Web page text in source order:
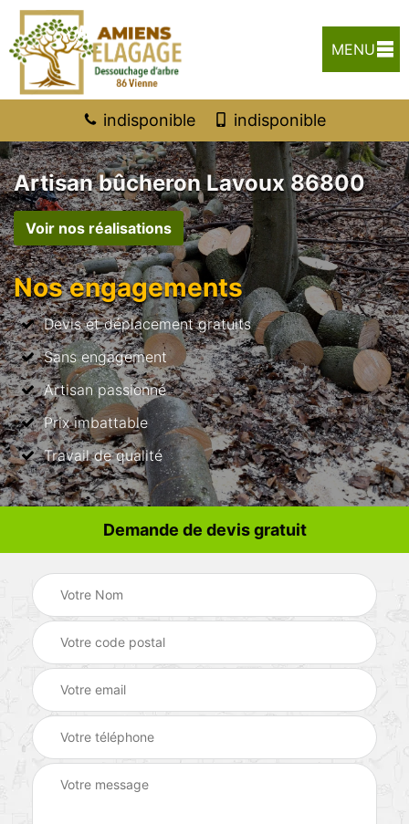
MENU
indisponible indisponible
Artisan bûcheron Lavoux 86800
Voir nos réalisations
Nos engagements
Devis et déplacement gratuits
Sans engagement
Artisan passionné
Prix imbattable
Travail de qualité
Demande de devis gratuit